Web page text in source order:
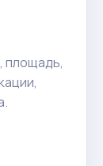
площадь,